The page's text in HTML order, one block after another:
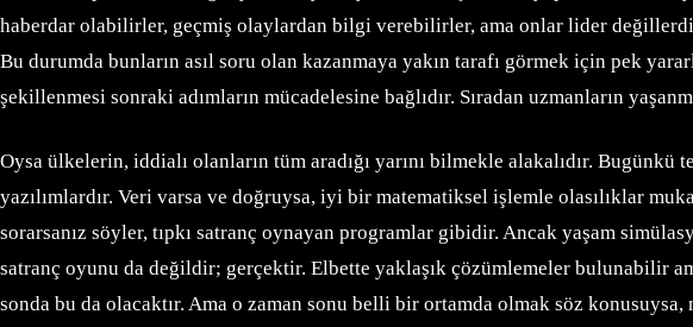
haberdar olabilirler, geçmiş olaylardan bilgi verebilirler, ama onlar lider
Bu durumda bunların asıl soru olan kazanmaya yakın tarafı görmek için pek
şekillenmesi sonraki adımların mücadelesine bağlıdır. Sıradan uzmanların
Oysa ülkelerin, iddialı olanların tüm aradığı yarını bilmekle alakalıdır.
yazılımlardır. Veri varsa ve doğruysa, iyi bir matematiksel işlemle olasılıklar
sorarsanız söyler, tıpkı satranç oynayan programlar gibidir. Ancak yaşam
satranç oyunu da değildir; gerçektir. Elbette yaklaşık çözümlemeler bulunabilir
sonda bu da olacaktır. Ama o zaman sonu belli bir ortamda olmak söz